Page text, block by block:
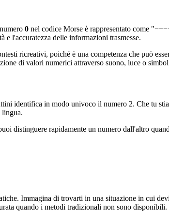
0 nel codice Morse è rappresentato come
l'accuratezza delle informazioni trasmesse.
ricreativi, poiché è una competenza che può
di valori numerici attraverso suono, luce o
identifica in modo univoco il numero 2. Che tu
lingua.
distinguere rapidamente un numero dall'altro
Immagina di trovarti in una situazione in cui
quando i metodi tradizionali non sono disponibili.